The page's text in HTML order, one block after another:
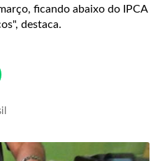
ficando abaixo do IPCA
destaca.